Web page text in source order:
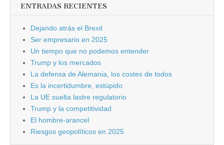
ENTRADAS RECIENTES
Dejando atrás el Brexit
Ser empresario en 2025
Un tiempo que no podemos entender
Trump y los mercados
La defensa de Alemania, los costes de todos
Es la incertidumbre, estúpido
La UE suelta lastre regulatorio
Trump y la competitividad
El hombre-arancel
Riesgos geopolíticos en 2025